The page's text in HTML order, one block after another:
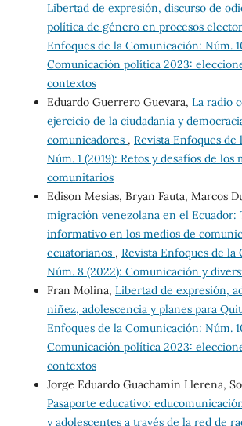
Libertad de expresión, discurso de
política de género en procesos
Enfoques de la Comunicación: Núm.
Comunicación política 2023:
contextos
Eduardo Guerrero Guevara, La radio
ejercicio de la ciudadanía y
comunicadores , Revista Enfoques
Núm. 1 (2019): Retos y desafíos de los
comunitarios
Edison Mesias, Bryan Fauta, Marcos
migración venezolana en el Ecuador:
informativo en los medios de
ecuatorianos , Revista Enfoques de la
Núm. 8 (2022): Comunicación y
Fran Molina, Libertad de expresión,
niñez, adolescencia y planes para
Enfoques de la Comunicación: Núm.
Comunicación política 2023:
contextos
Jorge Eduardo Guachamín Llerena,
Pasaporte educativo:
y adolescentes a través de la red de